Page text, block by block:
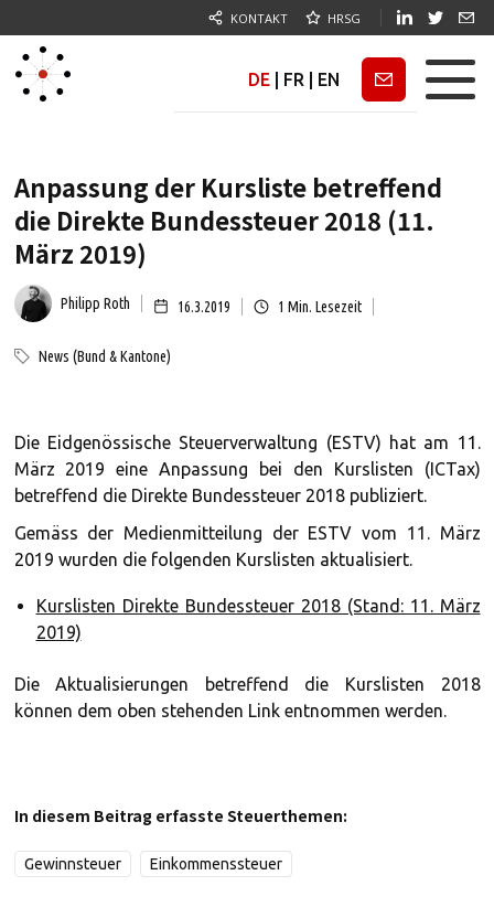
KONTAKT HRSG
DE FR EN Newsletter
Anpassung der Kursliste betreffend
die Direkte Bundessteuer 2018 (11.
März 2019)
Philipp Roth 16.3.2019 1 Min. Lesezeit
News (Bund & Kantone)
Die Eidgenössische Steuerverwaltung (ESTV) hat am 11.
März 2019 eine Anpassung bei den Kurslisten (ICTax)
betreffend die Direkte Bundessteuer 2018 publiziert.
Gemäss der Medienmitteilung der ESTV vom 11. März
2019 wurden die folgenden Kurslisten aktualisiert.
Kurslisten Direkte Bundessteuer 2018 (Stand: 11. März
2019)
Die Aktualisierungen betreffend die Kurslisten 2018
können dem oben stehenden Link entnommen werden.
In diesem Beitrag erfasste Steuerthemen:
Gewinnsteuer Einkommenssteuer